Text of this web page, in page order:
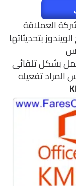
العملاقة
بتحديثاتها
بشكل تلقائى
المراد تفعيله